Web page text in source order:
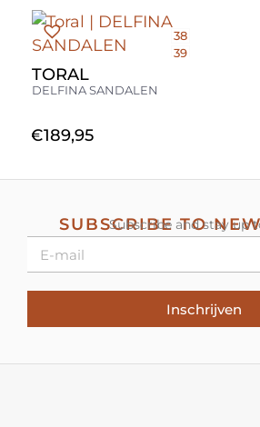
TORAL
DELFINA SANDALEN
€189,95
38
39
SUBSCRIBE TO
Subscribe and stay up
Inschrijven